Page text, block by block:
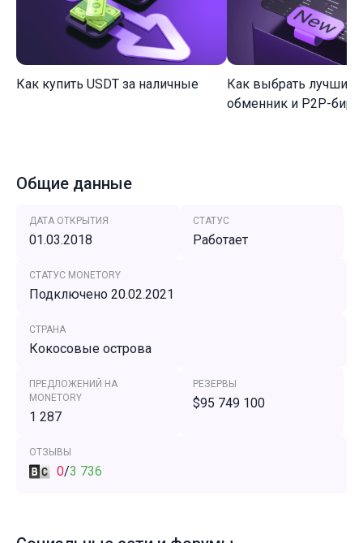
Как купить USDT за наличные
Как выбрать лучший
обменник и P2P-
Общие данные
ДАТА ОТКРЫТИЯ
01.03.2018
СТАТУС
Работает
СТАТУС MONETORY
Подключено 20.02.2021
СТРАНА
Кокосовые острова
ПРЕДЛОЖЕНИЙ НА
MONETORY
1 287
РЕЗЕРВЫ
$95 749 100
ОТЗЫВЫ
0/3 736